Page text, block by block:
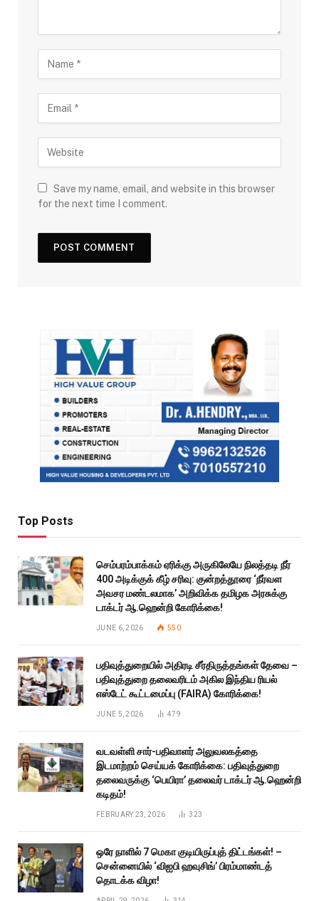
Save my name, email, and website in this browser
for the next time I comment.
Top Posts
செம்பரம்பாக்கம் ஏரிக்கு அருகிலேயே நிலத்தடி நீர்
400 அடிக்குக் கீழ் சரிவு: குன்றத்தூரை ‘நீர்வள
அவசர மண்டலமாக’ அறிவிக்க தமிழக அரசுக்கு
டாக்டர் ஆ.ஹென்றி கோரிக்கை!
JUNE 6, 2026 550
பதிவுத்துறையில் அதிரடி சீர்திருத்தங்கள் தேவை –
பதிவுத்துறை தலைவரிடம் அகில இந்திய ரியல்
எஸ்டேட் கூட்டமைப்பு (FAIRA) கோரிக்கை!
JUNE 5, 2026 479
வடவள்ளி சார்-பதிவாளர் அலுவலகத்தை
இடமாற்றம் செய்யக் கோரிக்கை: பதிவுத்துறை
தலைவருக்கு ‘பெயிரா’ தலைவர் டாக்டர் ஆ.ஹென்றி
கடிதம்!
FEBRUARY 23, 2026 323
ஒரே நாளில் 7 மெகா குடியிருப்புத் திட்டங்கள்! –
சென்னையில் ‘விஐபி ஹவுசிங்’ பிரம்மாண்டத்
தொடக்க விழா!